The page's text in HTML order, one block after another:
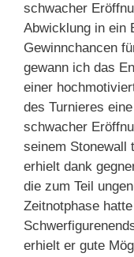
schwacher
Abwicklung in ein
Gewinnchancen
gewann ich das
einer
des Turnieres
schwacher
seinem Stonewall
erhielt dank
die zum Teil
Zeitnotphase
erhielt er gute